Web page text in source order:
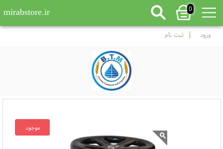
0
mirabstore.ir
ورود ثبت نام
موجود